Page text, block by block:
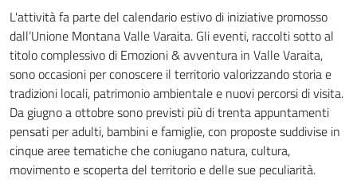
L'attività fa parte del calendario estivo di iniziative promosso
dall’Unione Montana Valle Varaita. Gli eventi, raccolti sotto al
titolo complessivo di Emozioni & avventura in Valle Varaita,
sono occasioni per conoscere il territorio valorizzando storia e
tradizioni locali, patrimonio ambientale e nuovi percorsi di visita.
Da giugno a ottobre sono previsti più di trenta appuntamenti
pensati per adulti, bambini e famiglie, con proposte suddivise in
cinque aree tematiche che coniugano natura, cultura,
movimento e scoperta del territorio e delle sue peculiarità.